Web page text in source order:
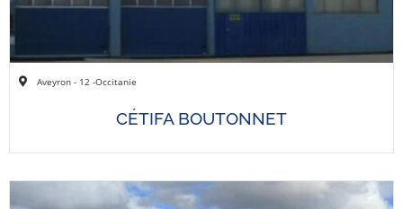
Aveyron - 12 -Occitanie
CÉTIFA BOUTONNET